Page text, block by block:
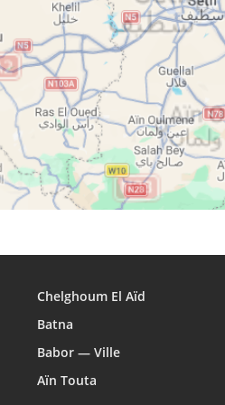
05:09 06:06
05:10 06:07
05:10 06:08
Chelghoum El Aïd
Batna
Babor — Ville
Aïn Touta